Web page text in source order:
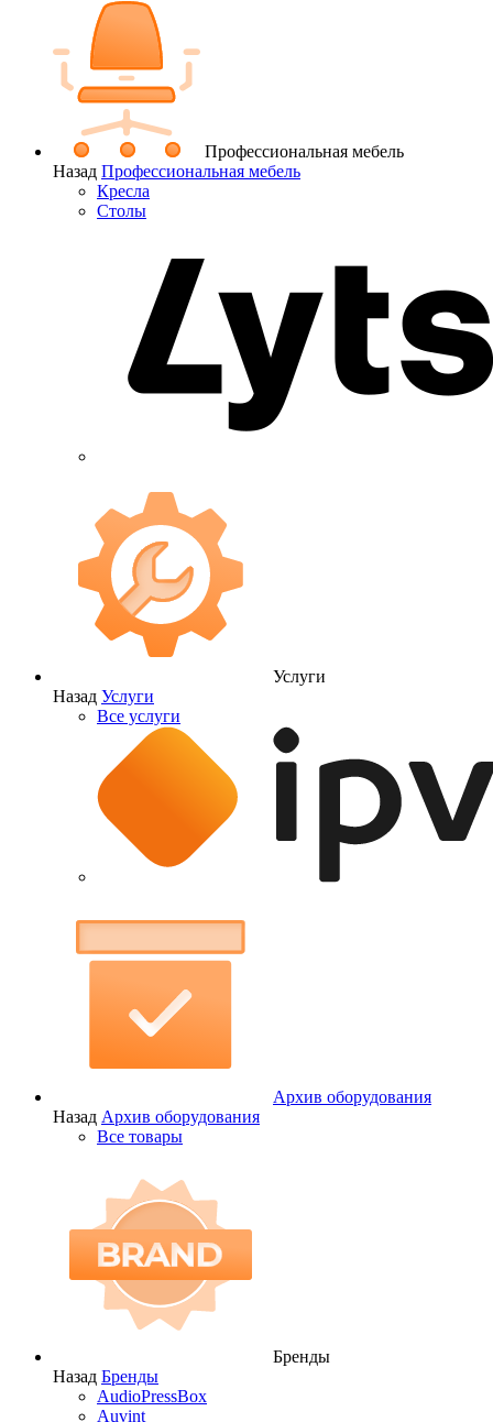
Профессиональная мебель
Назад Профессиональная мебель
Кресла
Столы
Услуги
Назад Услуги
Все услуги
Архив оборудования
Назад Архив оборудования
Все товары
Бренды
Назад Бренды
AudioPressBox
Auvint